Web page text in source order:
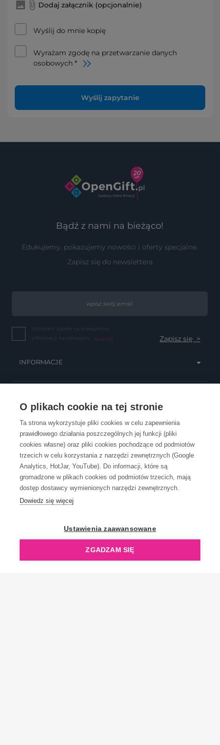
O plikach cookie na tej stronie
Ta strona wykorzystuje pliki cookies w celu zapewnienia
prawidłowego działania poszczególnych jej funkcji (pliki
cookies własne) oraz pliki cookies pochodzące od podmiotów
trzecich w celu korzystania z narzędzi zewnętrznych (Google
Analytics, HotJar, YouTube). Do informacji, które są
gromadzone w plikach cookies od podmiotów trzecich, mają
dostęp dostawcy wymienionych narzędzi zewnętrznych.
Dowiedz się więcej
Ustawienia zaawansowane
ZGADZAM SIĘ
Dodaj załącznik (opcjonalnie)
Wyślij do mnie kopię
Wyrażam zgodę na przetwarzanie danych
osobowych *
Wyślij zapytanie
Bądź z nami na bieżąco!
Edukujemy, pokazujemy nowości i oferty specjalne.
Zapisz się do newslettera
Wyrażam zgodę na przesyłanie
informacji handlowych... (więcej)
INFORMACJE
OBSŁUGA KLIENTA
KONTAKT
OpenGift jest częścią ReflectGroup.